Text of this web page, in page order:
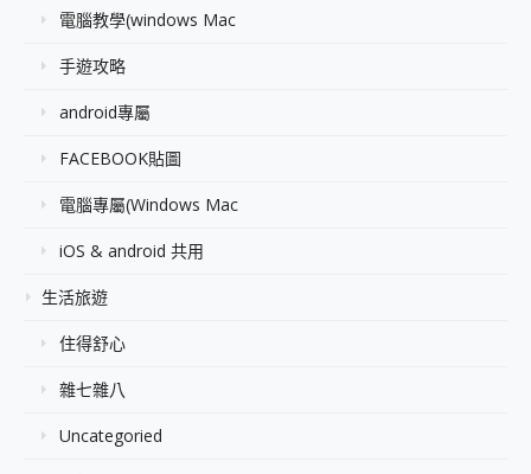
電腦教學(windows Mac
手遊攻略
android專屬
FACEBOOK貼圖
電腦專屬(Windows Mac
iOS & android 共用
生活旅遊
住得舒心
雜七雜八
Uncategoried